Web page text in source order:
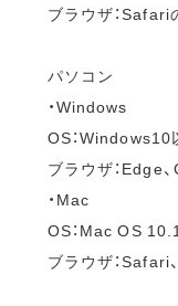
ブラウザ：Safari
パソコン
・Windows
OS：Windows10
ブラウザ：Edge
・Mac
OS：Mac OS
ブラウザ：